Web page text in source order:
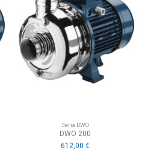
Seria DWO
DWO 200
612,00 €